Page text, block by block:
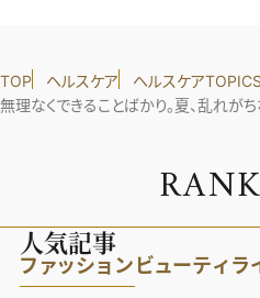
TOP ヘルスケア
ヘルスケアTOPICS
無理なくできることばかり。夏、乱れが
RANK
人気記事
ファッション ビューティラ